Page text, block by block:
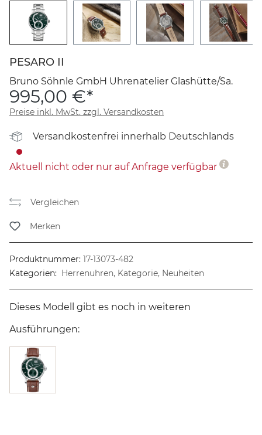
PESARO II
Bruno Söhnle GmbH Uhrenatelier Glashütte/Sa.
995,00 €*
Preise inkl. MwSt. zzgl. Versandkosten
Versandkostenfrei innerhalb Deutschlands
Aktuell nicht oder nur auf Anfrage verfügbar
Vergleichen
Merken
Produktnummer: 17-13073-482
Kategorien: Herrenuhren, Kategorie, Neuheiten
Dieses Modell gibt es noch in weiteren
Ausführungen: